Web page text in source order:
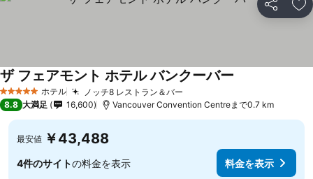
シェア お
5 ホテルのランク
ホテル ノッチ8 レストラン＆バー
ザ フェアモント ホテル バンクーバー
8.8 大満足 16,600 Vancouver Convention Centreまで0.7 km
最安値 ￥43,488
4件のサイトの料金を表示 料金を表示